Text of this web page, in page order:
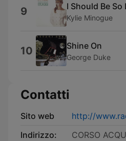
9 I Should Be So
Kylie Minogue
10 Shine On
George Duke
Contatti
Sito web
http://
Indirizzo:
CORSO